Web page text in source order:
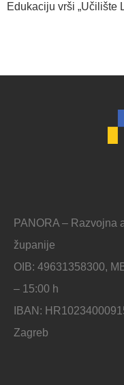
Edukaciju vrši „Učilište
PANORA – Razvojna
županije
OIB: 49631358300,
– 15:00 h
IBAN:
Zagreb